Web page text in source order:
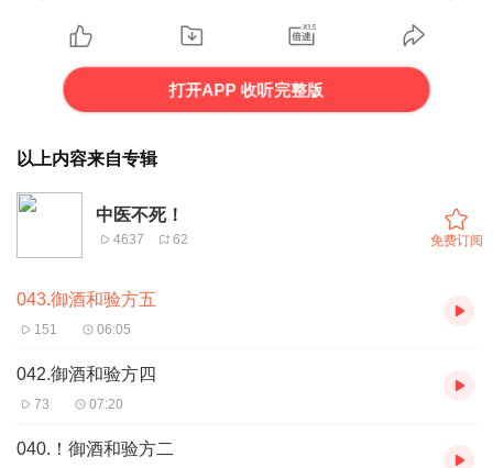
打开APP 收听完整版
以上内容来自专辑
中医不死！
4637 62 免费订阅
043.御酒和验方五
151 06:05
042.御酒和验方四
73 07:20
040.！御酒和验方二